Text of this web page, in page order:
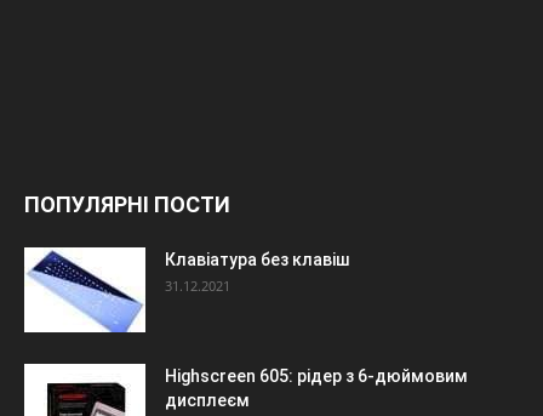
ПОПУЛЯРНІ ПОСТИ
Клавіатура без клавіш
31.12.2021
Highscreen 605: рідер з 6-дюймовим
дисплеєм